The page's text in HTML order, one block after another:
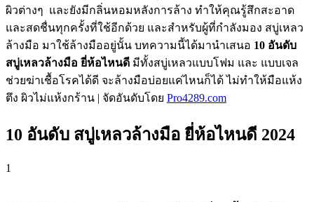
ผิวต่างๆ และยังมีกลิ่นหอมหลังการล้าง ทำให้คุณรู้สึกสะอาด
และสดชื่นทุกครั้งที่ใช้อีกด้วย และสำหรับผู้ที่กำลังมอง สบู่เหลว
ล้างมือ มาใช้ล้างมืออยู่นั้น บทความนี้ได้มานำเสนอ 10 อันดับ
สบู่เหลวล้างมือ ยี่ห้อไหนดี มีทั้งสบู่เหลวแบบโฟม และ แบบเจล
ช่วยฆ่าเชื้อโรคได้ดี จะล้างมือบ่อยแค่ไหนก็ได้ ไม่ทำให้มือแห้ง
ตึง ผิวไม่แห้งกร้าน | จัดอันดับโดย Pro4289.com
10 อันดับ สบู่เหลวล้างมือ ยี่ห้อไหนดี 2024
1